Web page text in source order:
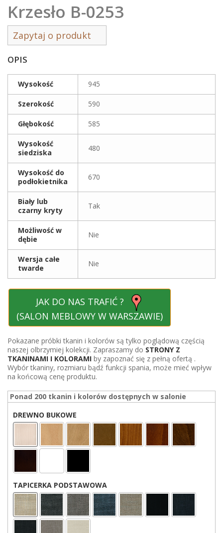
Krzesło B-0253
Zapytaj o produkt
OPIS
Wysokość 945
Szerokość 590
Głębokość 585
Wysokość
siedziska
480
Wysokość do
podłokietnika
670
Biały lub
czarny kryty
Tak
Możliwość w
dębie
Nie
Wersja całe
twarde
Nie
JAK DO NAS TRAFIĆ ?
(SALON MEBLOWY W WARSZAWIE)
Pokazane próbki tkanin i kolorów są tylko poglądową częścią
naszej olbrzymiej kolekcji. Zapraszamy do STRONY Z
TKANINAMI I KOLORAMI by zapoznać się z pełną ofertą .
Wybór tkaniny, rozmiaru bądź funkcji spania, może mieć wpływ
na końcową cenę produktu.
Ponad 200 tkanin i kolorów dostępnych w salonie
DREWNO BUKOWE
TAPICERKA PODSTAWOWA